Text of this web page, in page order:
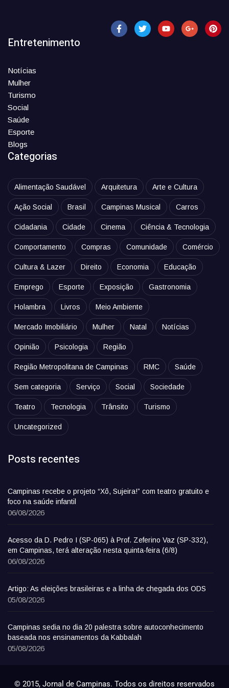
Entretenimento
Notícias
Mulher
Turismo
Social
Saúde
Esporte
Blogs
Categorias
Alimentação Saudável Arquitetura Arte e Cultura
Ação Social Brasil Campinas Musical Carros
Cidadania Cidade Cinema Ciência & Tecnologia
Comportamento Compras Comunidade Comércio
Cultura & Lazer Direito Economia Educação
Emprego Esporte Exposição Gastronomia
Holambra Livros Meio Ambiente
Mercado Imobiliário Mulher Natal Notícias
Opinião Psicologia Região
Região Metropolitana de Campinas RMC Saúde
Sem categoria Serviço Social Sociedade
Teatro Tecnologia Trânsito Turismo
Uncategorized
Posts recentes
Campinas recebe o projeto “Xô, Sujeira!” com teatro gratuito e
foco na saúde infantil
06/08/2026
Acesso da D. Pedro I (SP-065) à Prof. Zeferino Vaz (SP-332),
em Campinas, terá alteração nesta quinta-feira (6/8)
06/08/2026
Artigo: As eleições brasileiras e a linha de chegada dos ODS
05/08/2026
Campinas sedia no dia 20 palestra sobre autoconhecimento
baseada nos ensinamentos da Kabbalah
05/08/2026
© 2015, Jornal de Campinas. Todos os direitos reservados